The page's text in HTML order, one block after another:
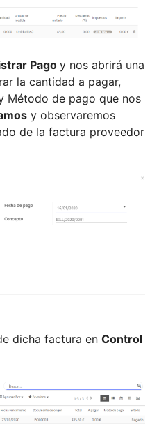
Pago y nos abrirá una
la cantidad a pagar,
Método de pago que nos
y observaremos
de la factura proveedor
dicha factura en Control